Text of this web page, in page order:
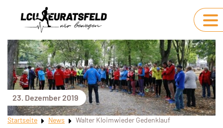
23. Dezember 2019
Startseite News Walter Kloimwieder Gedenklauf